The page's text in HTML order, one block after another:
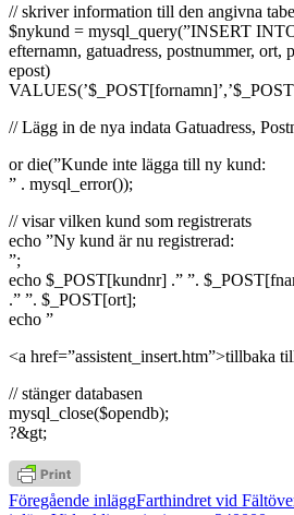
// skriver information till den angivna
$nykund = mysql_query(”INSERT
efternamn, gatuadress, postnummer, ort,
epost)
// Lägg in de nya indata Gatuadress,
or die(”Kunde inte lägga till ny kund:
” . mysql_error());
// visar vilken kund som registrerats
echo ”Ny kund är nu registrerad:
”;
echo $_POST[kundnr] .” ”.
.” ”. $_POST[ort];
echo ”
<a href=”assistent_insert.htm”>tillbaka
// stänger databasen
mysql_close($opendb);
?&gt;
Inläggsnavigering
Föregående inläggFarthindret vid